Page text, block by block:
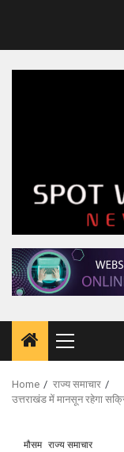
Primary
Menu
Home
राज्य समाचार
उत्तराखंड में मानसून रहेगा
मौसम राज्य समाचार